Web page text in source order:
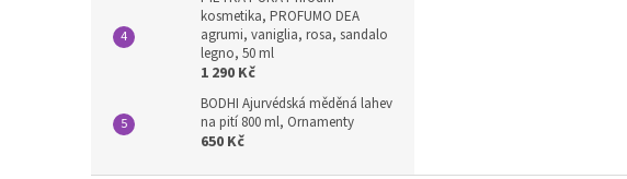
kosmetika, PROFUMO DEA
agrumi, vaniglia, rosa, sandalo
legno, 50 ml
1 290 Kč
BODHI Ajurvédská měděná lahev
na pití 800 ml, Ornamenty
650 Kč